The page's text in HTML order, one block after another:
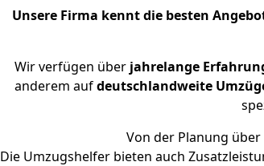
Unsere Firma kennt die besten
Wir verfügen über jahrelange
anderem aufdeutschlandweite
Von der Planung
Die Umzugshelfer bieten auch